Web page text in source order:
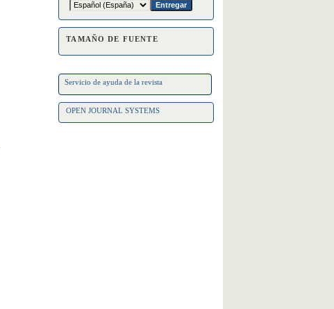
TAMAÑO DE FUENTE
Servicio de ayuda de la revista
OPEN JOURNAL SYSTEMS